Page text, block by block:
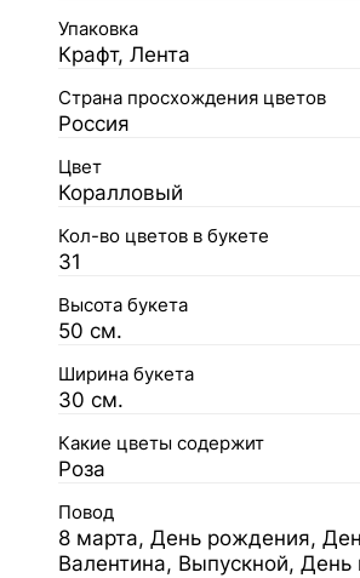
Упаковка
Крафт, Лента
Страна просхождения цветов
Россия
Цвет
Коралловый
Кол-во цветов в букете
31
Высота букета
50 см.
Ширина букета
30 см.
Какие цветы содержит
Роза
Повод
8 марта, День рождения,
Валентина, Выпускной, День